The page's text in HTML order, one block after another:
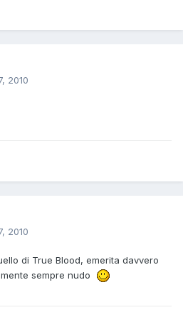
2010
2010
di True Blood, emerita davvero
sempre nudo